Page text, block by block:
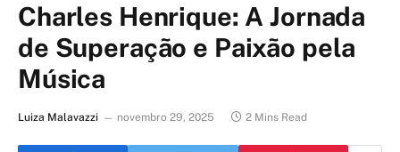
Charles Henrique: A Jornada
de Superação e Paixão pela
Música
Luiza Malavazzi novembro 29, 2025 2 Mins Read